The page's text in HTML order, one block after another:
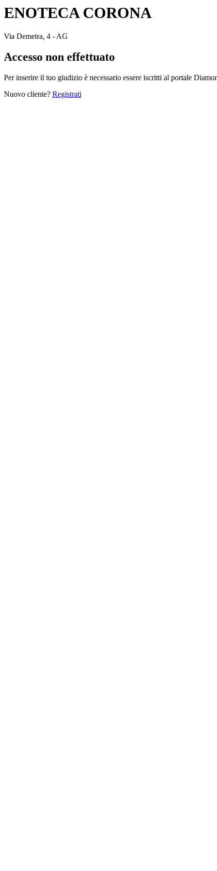
ENOTECA CORONA
Via Demetra, 4 - AG
Accesso non effettuato
Per inserire il tuo giudizio è necessario essere iscritti al portale
Nuovo cliente? Registrati